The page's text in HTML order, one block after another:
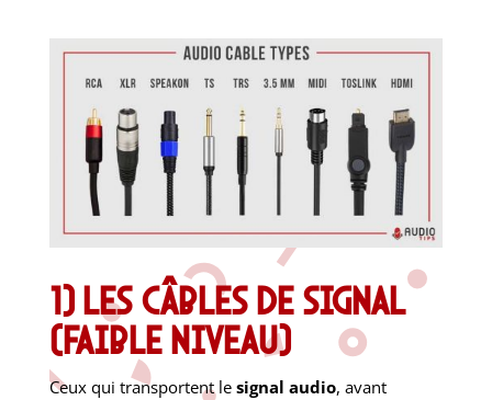
1) Les câbles de signal
(faible niveau)
Ceux qui transportent le signal audio, avant